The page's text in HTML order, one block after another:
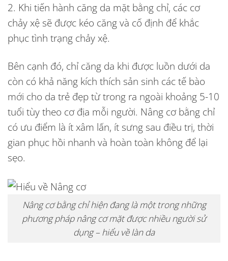
2. Khi tiến hành căng da mặt bằng chỉ, các cơ
chảy xệ sẽ được kéo căng và cố định để khắc
phục tình trạng chảy xệ.
Bên cạnh đó, chỉ căng da khi được luồn dưới da
còn có khả năng kích thích sản sinh các tế bào
mới cho da trẻ đẹp từ trong ra ngoài khoảng 5-10
tuổi tùy theo cơ địa mỗi người. Nâng cơ bằng chỉ
có ưu điểm là ít xâm lấn, ít sưng sau điều trị, thời
gian phục hồi nhanh và hoàn toàn không để lại
sẹo.
Nâng cơ bằng chỉ hiện đang là một trong những
phương pháp nâng cơ mặt được nhiều người sử
dụng – hiểu về làn da